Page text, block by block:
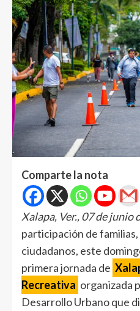
Comparte la nota
Xalapa, Ver., 07 de junio
participación de
ciudadanos, este
primera jornada de
Recreativa organizada
Desarrollo Urbano que